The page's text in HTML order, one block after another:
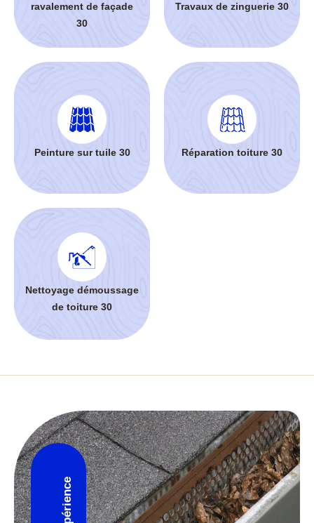
ravalement de façade
30
Travaux de zinguerie 30
Peinture sur tuile 30 Réparation toiture 30
Nettoyage démoussage
de toiture 30